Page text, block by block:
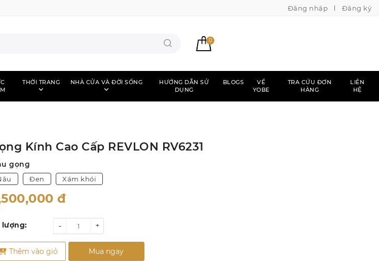
Đăng nhập Đăng ký
0
THỜI TRANG NHÀ CỬA VÀ ĐỜI SỐNG
HƯỚNG DẪN SỬ
DỤNG
BLOGS
VỀ
YOBE
TRA CỨU ĐƠN
HÀNG
LIÊN
HỆ
Kính Cao Cấp REVLON RV6231
gọng
Đen Xám khói
đ
lượng: +
-
Thêm vào giỏ Mua ngay